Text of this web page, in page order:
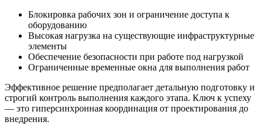
Блокировка рабочих зон и ограничение доступа к
оборудованию
Высокая нагрузка на существующие инфраструктурные
элементы
Обеспечение безопасности при работе под нагрузкой
Ограниченные временные окна для выполнения работ
Эффективное решение предполагает детальную подготовку и
строгий контроль выполнения каждого этапа. Ключ к успеху
— это гиперсинхронная координация от проектирования до
внедрения.